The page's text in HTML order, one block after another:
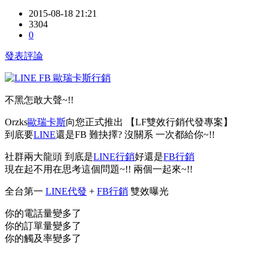
2015-08-18 21:21
3304
0
發表評論
不黑怎敢大聲~!!
Orzks歐瑞卡斯向您正式推出 【LF雙效行銷代發專案】
到底要LINE還是FB 難抉擇? 沒關系 一次都給你~!!
社群兩大龍頭 到底是LINE行銷好還是FB行銷
現在起不用在思考這個問題~!! 兩個一起來~!!
全台第一 LINE代發 + FB行銷 雙效曝光
你的電話量變多了
你的訂單量變多了
你的觸及率變多了